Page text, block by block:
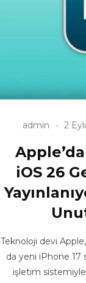
admin 2
iOS 26
Teknoloji devi
da yeni iPhone 17
işletim sistemiyle